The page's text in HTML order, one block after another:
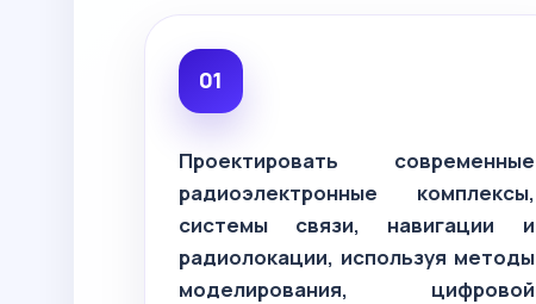
Проектировать современные
радиоэлектронные комплексы,
системы связи, навигации и
радиолокации, используя методы
моделирования, цифровой